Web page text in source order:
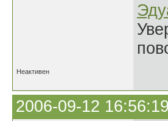
Неактивен
2006-09-12 16:56:19